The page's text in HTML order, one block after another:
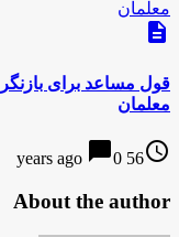
description
قول مساعد برای
معلمان
access_time
56 years ago
chat_bubble0
About the author